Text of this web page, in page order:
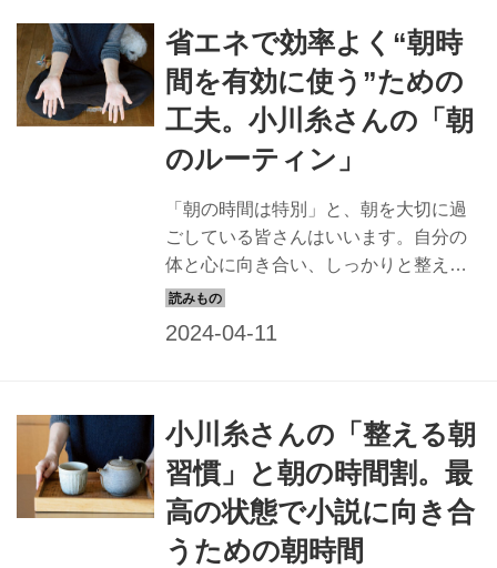
省エネで効率よく“朝時
間を有効に使う”ための
工夫。小川糸さんの「朝
のルーティン」
「朝の時間は特別」と、朝を大切に過
ごしている皆さんはいいます。自分の
体と心に向き合い、しっかりと整え
て、新しい気持ちで一日をスタートす
2022年5月号掲載）
小川糸さんの「整える朝
習慣」と朝の時間割。最
高の状態で小説に向き合
うための朝時間